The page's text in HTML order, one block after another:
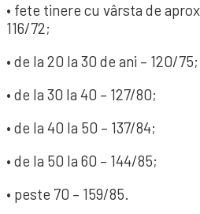
• fete tinere cu vârsta de
116/72;
• de la 20 la 30 de ani – 120/75;
• de la 30 la 40 – 127/80;
• de la 40 la 50 – 137/84;
• de la 50 la 60 – 144/85;
• peste 70 – 159/85.